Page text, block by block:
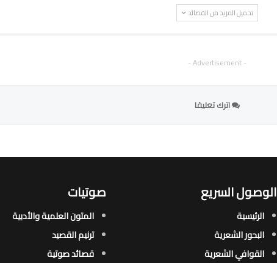
تحميل المزيد من القصائد
- Advertisement -
اترك تعليقا
الوصول السريع
الرئيسية
البحور الشعرية​
القوافي الشعرية​
صوتيات
المتون العلمية والأدبية
ترنيم القصيد
قصائد صوتية